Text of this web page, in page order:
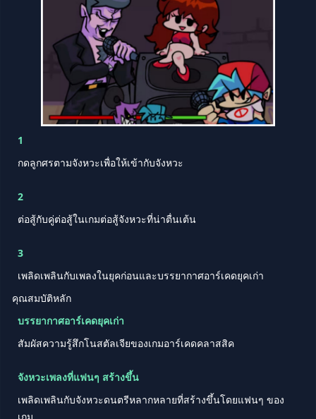
1
กดลูกศรตามจังหวะเพื่อให้เข้ากับจังหวะ
2
ต่อสู้กับคู่ต่อสู้ในเกมต่อสู้จังหวะที่น่าตื่นเต้น
3
เพลิดเพลินกับเพลงในยุคก่อนและบรรยากาศอาร์เคดยุคเก่า
คุณสมบัติหลัก
บรรยากาศอาร์เคดยุคเก่า
สัมผัสความรู้สึกโนสตัลเจียของเกมอาร์เคดคลาสสิค
จังหวะเพลงที่แฟนๆ สร้างขึ้น
เพลิดเพลินกับจังหวะดนตรีหลากหลายที่สร้างขึ้นโดยแฟนๆ ของ